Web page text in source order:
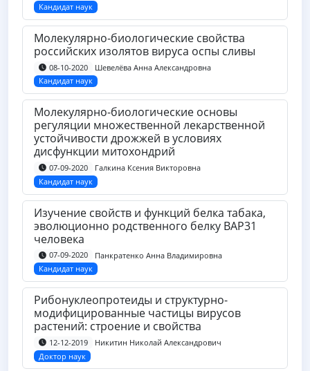
Кандидат наук
Молекулярно-биологические свойства
российских изолятов вируса оспы сливы
08-10-2020
Шевелёва Анна Александровна
Кандидат наук
Молекулярно-биологические основы
регуляции множественной лекарственной
устойчивости дрожжей в условиях
дисфункции митохондрий
07-09-2020
Галкина Ксения Викторовна
Кандидат наук
Изучение свойств и функций белка табака,
эволюционно родственного белку BAP31
человека
07-09-2020
Панкратенко Анна Владимировна
Кандидат наук
Рибонуклеопротеиды и структурно-
модифицированные частицы вирусов
растений: строение и свойства
12-12-2019
Никитин Николай Александрович
Доктор наук